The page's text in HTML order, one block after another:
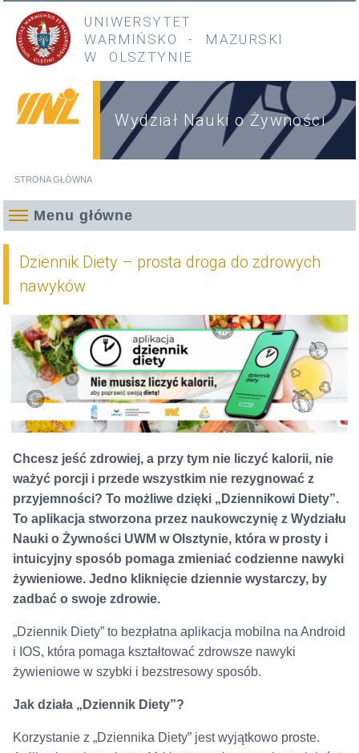
Przejdź do treści
Przejdź do menu głównego
UNIWERSYTET
WARMIŃSKO
- MAZURSKI
W OLSZTYNIE
Wydział Nauki o Żywności
STRONA GŁÓWNA
Menu główne
Dziennik Diety – prosta droga do zdrowych
nawyków
Chcesz jeść zdrowiej, a przy tym nie liczyć kalorii, nie
ważyć porcji i przede wszystkim nie rezygnować z
przyjemności? To możliwe dzięki „Dziennikowi Diety”.
To aplikacja stworzona przez naukowczynię z Wydziału
Nauki o Żywności UWM w Olsztynie, która w prosty i
intuicyjny sposób pomaga zmieniać codzienne nawyki
żywieniowe. Jedno kliknięcie dziennie wystarczy, by
zadbać o swoje zdrowie.
„Dziennik Diety” to bezpłatna aplikacja mobilna na Android
i IOS, która pomaga kształtować zdrowsze nawyki
żywieniowe w szybki i bezstresowy sposób.
Jak działa „Dziennik Diety”?
Korzystanie z „Dziennika Diety” jest wyjątkowo proste.